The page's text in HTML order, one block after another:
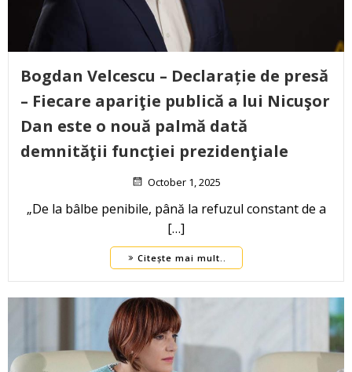
Bogdan Velcescu – Declarație de presă
– Fiecare apariţie publică a lui Nicuşor
Dan este o nouă palmă dată
demnităţii funcţiei prezidenţiale
October 1, 2025
„De la bâlbe penibile, până la refuzul constant de a
[…]
Citește mai mult..